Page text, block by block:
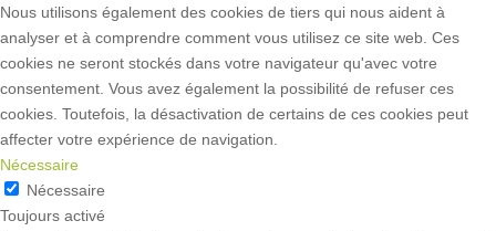
Nous utilisons également des cookies de tiers qui nous aident à
analyser et à comprendre comment vous utilisez ce site web. Ces
cookies ne seront stockés dans votre navigateur qu'avec votre
consentement. Vous avez également la possibilité de refuser ces
cookies. Toutefois, la désactivation de certains de ces cookies peut
affecter votre expérience de navigation.
Nécessaire
Nécessaire
Toujours activé